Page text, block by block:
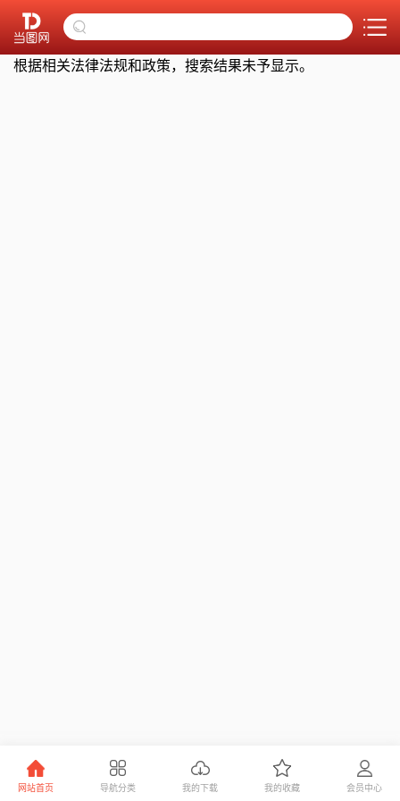
根据相关法律法规和政策，搜索结果未予显示。
网站首页 导航分类 我的下载 我的收藏 会员中心